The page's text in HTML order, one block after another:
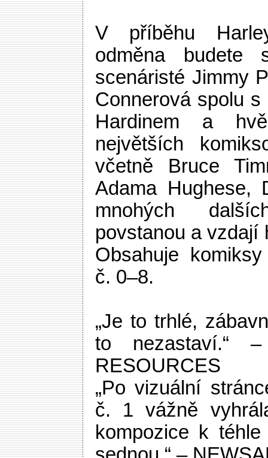
V příběhu
odměna budete
scenáristé Jimmy
Connerová spolu
Hardinem a
největších
včetně Bruce
Adama Hughese,
mnohých
povstanou a vzdají
Obsahuje
č. 0–8.
„Je to trhlé,
to nezastaví.“
RESOURCES
„Po vizuální
č. 1 vážně
kompozice k